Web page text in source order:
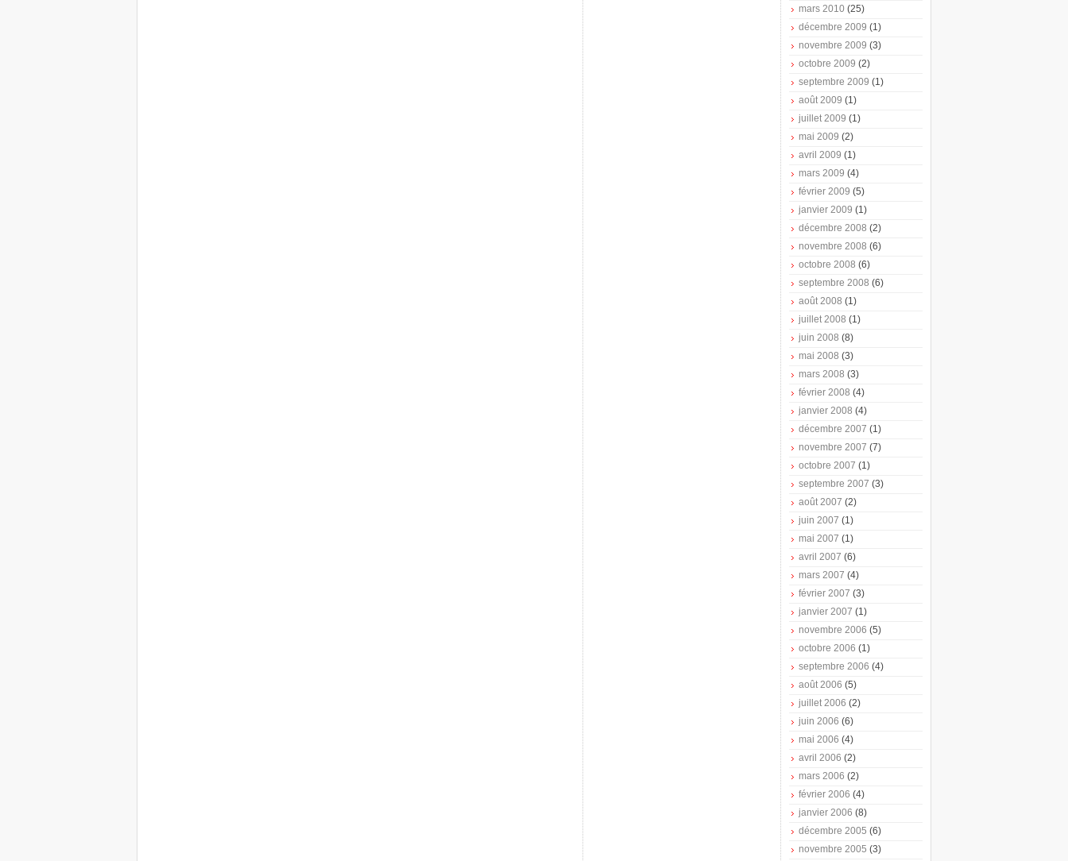
mars 2010 (25)
décembre 2009 (1)
novembre 2009 (3)
octobre 2009 (2)
septembre 2009 (1)
août 2009 (1)
juillet 2009 (1)
mai 2009 (2)
avril 2009 (1)
mars 2009 (4)
février 2009 (5)
janvier 2009 (1)
décembre 2008 (2)
novembre 2008 (6)
octobre 2008 (6)
septembre 2008 (6)
août 2008 (1)
juillet 2008 (1)
juin 2008 (8)
mai 2008 (3)
mars 2008 (3)
février 2008 (4)
janvier 2008 (4)
décembre 2007 (1)
novembre 2007 (7)
octobre 2007 (1)
septembre 2007 (3)
août 2007 (2)
juin 2007 (1)
mai 2007 (1)
avril 2007 (6)
mars 2007 (4)
février 2007 (3)
janvier 2007 (1)
novembre 2006 (5)
octobre 2006 (1)
septembre 2006 (4)
août 2006 (5)
juillet 2006 (2)
juin 2006 (6)
mai 2006 (4)
avril 2006 (2)
mars 2006 (2)
février 2006 (4)
janvier 2006 (8)
décembre 2005 (6)
novembre 2005 (3)